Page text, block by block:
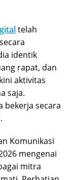
telah
identik
rapat, dan
aktivitas
saja.
bekerja secara
Komunikasi
mengenai
mitra